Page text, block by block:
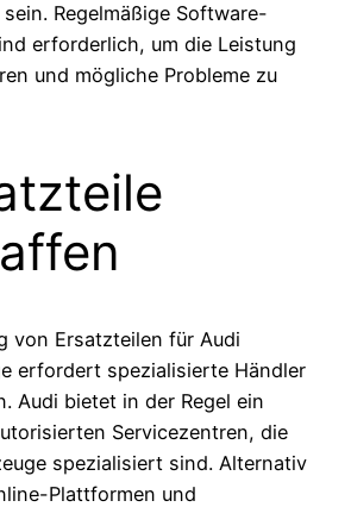
Regelmäßige Software-
erforderlich, um die Leistung
und mögliche Probleme zu
von Ersatzteilen für Audi
erfordert spezialisierte Händler
Audi bietet in der Regel ein
Servicezentren, die
spezialisiert sind. Alternativ
Plattformen und